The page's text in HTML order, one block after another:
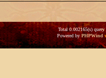
Total 0.002165(s)
Powered byPHPWind